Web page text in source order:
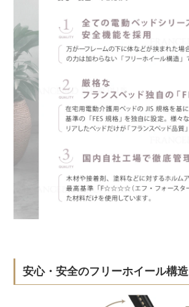
安心・安全のフリーホイール構造